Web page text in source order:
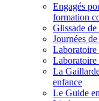
Engagés
formation
Glissade de
Journées
Laboratoire
Laboratoire
La
enfance
Le Guide